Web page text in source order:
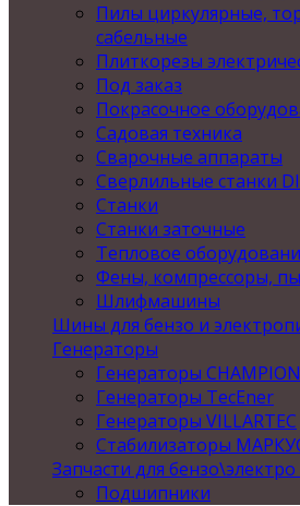
Пилы циркулярные,
сабельные
Плиткорезы
Под заказ
Покрасочное
Садовая техника
Сварочные аппараты
Сверлильные станки
Станки
Станки заточные
Тепловое
Фены, компрессоры,
Шлифмашины
Шины для бензо и
Генераторы
Генераторы CHAMPION
Генераторы TecEner
Генераторы VILLARTEC
Стабилизаторы
Запчасти для
Подшипники